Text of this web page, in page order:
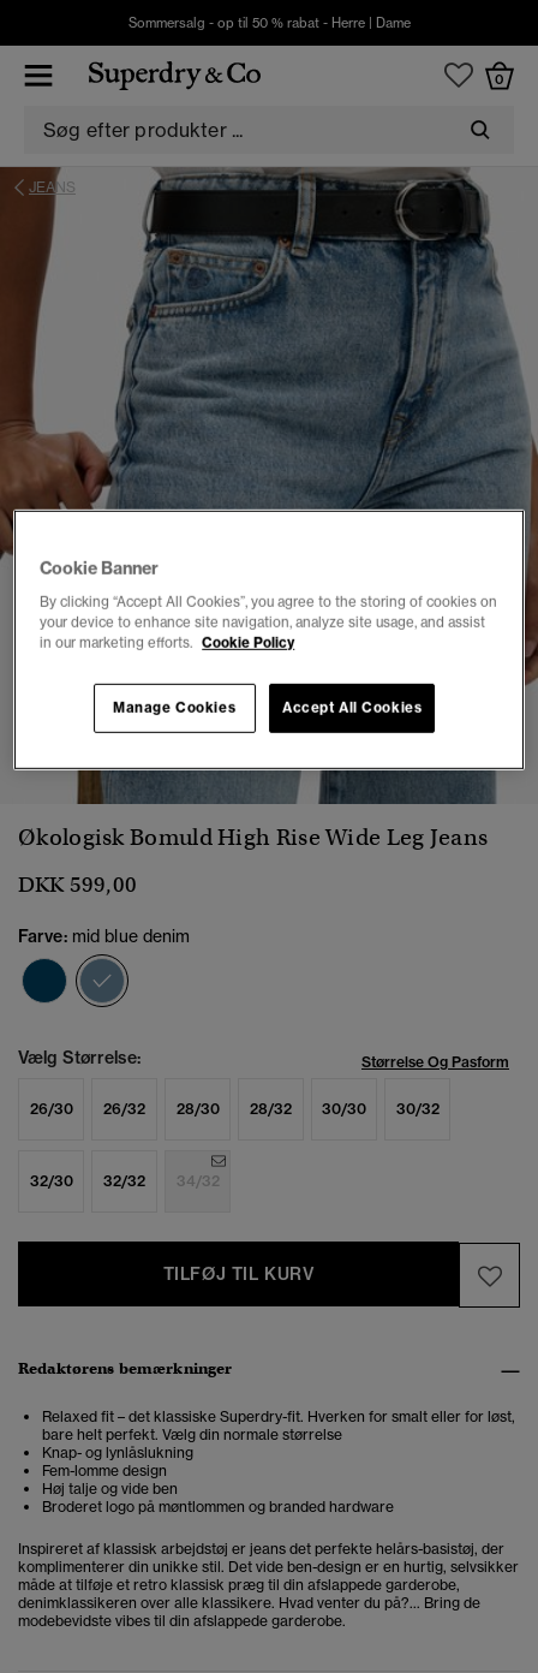
Sommersalg - op til 50 % rabat - Herre| Dame
0
JEANS
1 2 3 4 5 6
Økologisk Bomuld High Rise Wide Leg Jeans
DKK 599,00
Farve: mid blue denim
Vælg Størrelse: Størrelse Og Pasform
26/30 26/32 28/30 28/32 30/30 30/32
32/30 32/32 34/32
TILFØJ TIL KURV
Redaktørens bemærkninger
Relaxed fit – det klassiske Superdry-fit. Hverken for smalt eller for løst,
bare helt perfekt. Vælg din normale størrelse
Knap- og lynlåslukning
Fem-lomme design
Høj talje og vide ben
Broderet logo på møntlommen og branded hardware
Inspireret af klassisk arbejdstøj er jeans det perfekte helårs-basistøj, der
komplimenterer din unikke stil. Det vide ben-design er en hurtig, selvsikker
måde at tilføje et retro klassisk præg til din afslappede garderobe,
denimklassikeren over alle klassikere. Hvad venter du på?... Bring de
modebevidste vibes til din afslappede garderobe.
Cookie Banner
By clicking “Accept All Cookies”, you agree to the storing of cookies on
your device to enhance site navigation, analyze site usage, and assist
in our marketing efforts. Cookie Policy
Accept All Cookies
Manage Cookies